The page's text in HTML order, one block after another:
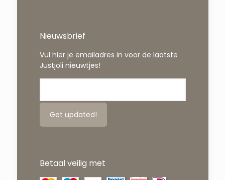
Nieuwsbrief
Vul hier je emailadres in voor de laatste
Justjoli nieuwtjes!
Betaal veilig met